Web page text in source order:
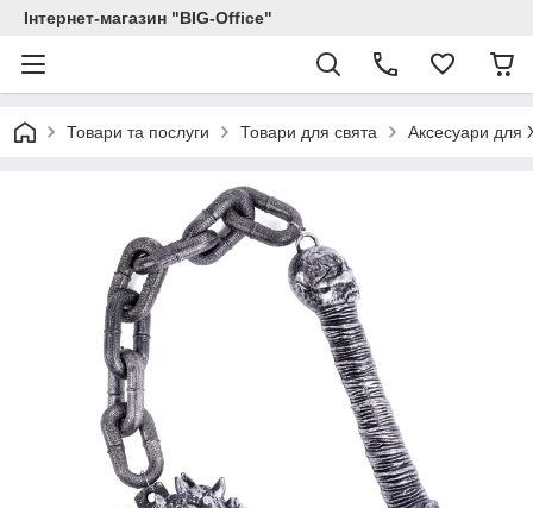
Інтернет-магазин "BIG-Office"
Товари та послуги Товари для свята Аксесуари для